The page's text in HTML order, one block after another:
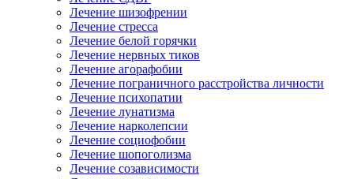
Лечение шизофрении
Лечение стресса
Лечение белой горячки
Лечение нервных тиков
Лечение агорафобии
Лечение пограничного расстройства личности
Лечение психопатии
Лечение лунатизма
Лечение нарколепсии
Лечение социофобии
Лечение шопоголизма
Лечение созависимости